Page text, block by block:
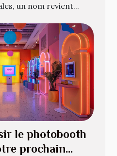
un nom revient...
le photobooth
prochain